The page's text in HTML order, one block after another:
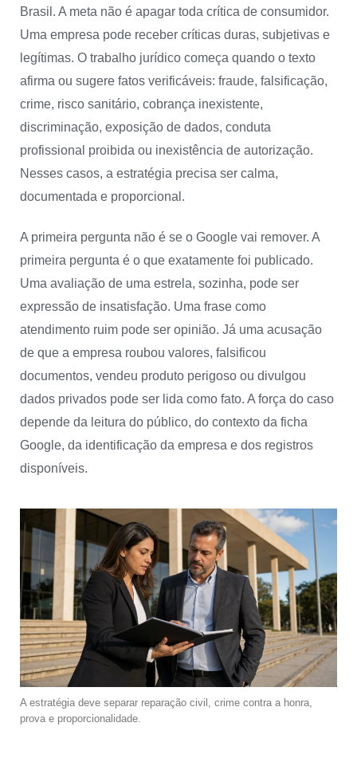
Brasil. A meta não é apagar toda crítica de consumidor.
Uma empresa pode receber críticas duras, subjetivas e
legítimas. O trabalho jurídico começa quando o texto
afirma ou sugere fatos verificáveis: fraude, falsificação,
crime, risco sanitário, cobrança inexistente,
discriminação, exposição de dados, conduta
profissional proibida ou inexistência de autorização.
Nesses casos, a estratégia precisa ser calma,
documentada e proporcional.
A primeira pergunta não é se o Google vai remover. A
primeira pergunta é o que exatamente foi publicado.
Uma avaliação de uma estrela, sozinha, pode ser
expressão de insatisfação. Uma frase como
atendimento ruim pode ser opinião. Já uma acusação
de que a empresa roubou valores, falsificou
documentos, vendeu produto perigoso ou divulgou
dados privados pode ser lida como fato. A força do caso
depende da leitura do público, do contexto da ficha
Google, da identificação da empresa e dos registros
disponíveis.
A estratégia deve separar reparação civil, crime contra a honra,
prova e proporcionalidade.